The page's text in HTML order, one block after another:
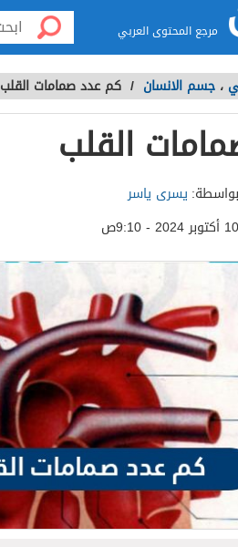
مرجع المحتوى العربي
، جسم الانسان / كم عدد صمامات القلب
القلب
يسرى ياسر
10 أكتوبر 2024 - 9:10ص